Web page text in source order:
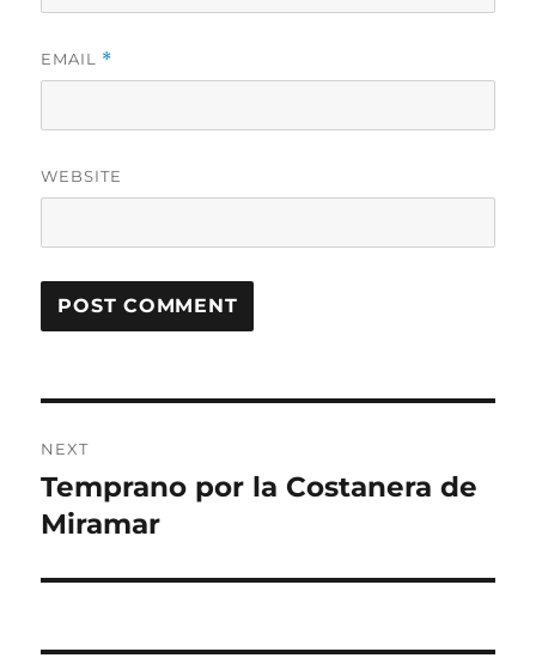
EMAIL *
WEBSITE
navigation
NEXT
Next
post:
Temprano por la Costanera de
Miramar